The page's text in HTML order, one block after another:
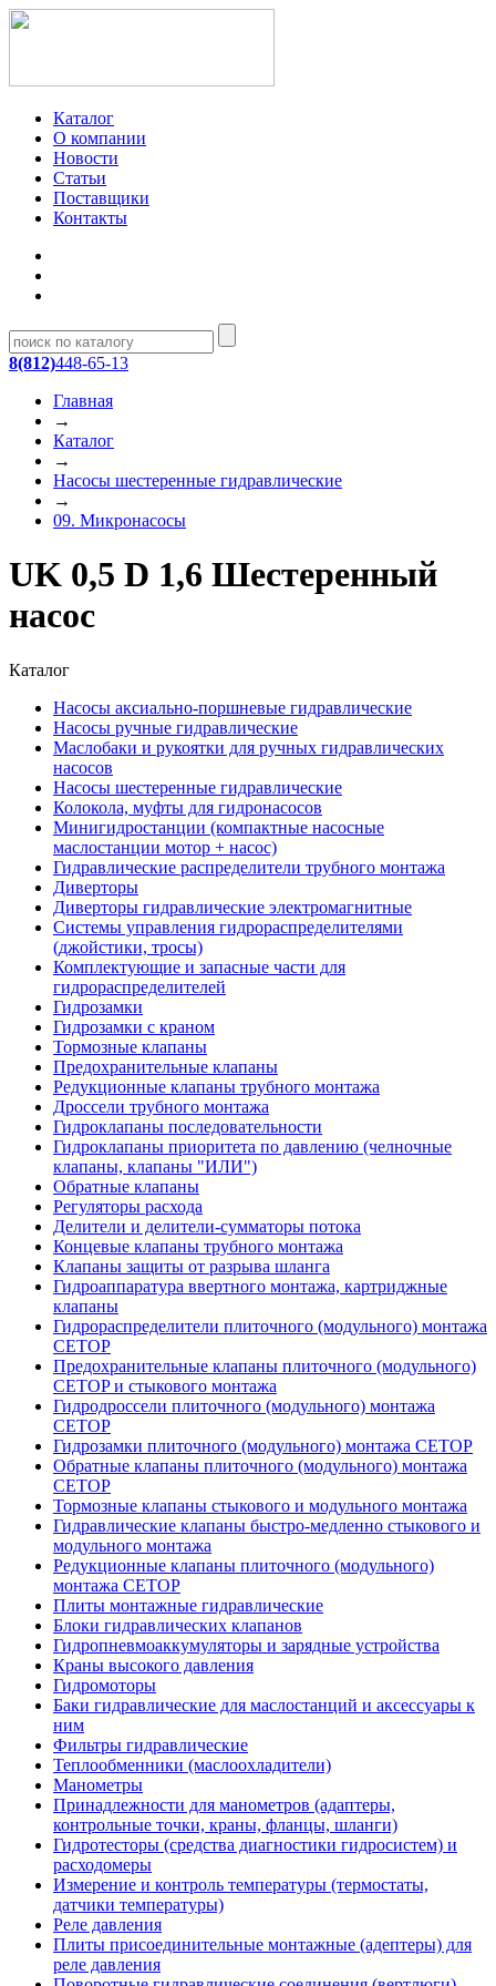
Каталог
О компании
Новости
Статьи
Поставщики
Контакты
8(812)448-65-13
Главная
→
Каталог
→
Насосы шестеренные гидравлические
→
09. Микронасосы
UK 0,5 D 1,6 Шестеренный
насос
Каталог
Насосы аксиально-поршневые гидравлические
Насосы ручные гидравлические
Маслобаки и рукоятки для ручных гидравлических
насосов
Насосы шестеренные гидравлические
Колокола, муфты для гидронасосов
Минигидростанции (компактные насосные
маслостанции мотор + насос)
Гидравлические распределители трубного монтажа
Диверторы
Диверторы гидравлические электромагнитные
Системы управления гидрораспределителями
(джойстики, тросы)
Комплектующие и запасные части для
гидрораспределителей
Гидрозамки
Гидрозамки с краном
Тормозные клапаны
Предохранительные клапаны
Редукционные клапаны трубного монтажа
Дроссели трубного монтажа
Гидроклапаны последовательности
Гидроклапаны приоритета по давлению (челночные
клапаны, клапаны "ИЛИ")
Обратные клапаны
Регуляторы расхода
Делители и делители-сумматоры потока
Концевые клапаны трубного монтажа
Клапаны защиты от разрыва шланга
Гидроаппаратура ввертного монтажа, картриджные
клапаны
Гидрораспределители плиточного (модульного) монтажa
CETOP
Предохранительные клапаны плиточного (модульного)
CETOP и стыкового монтажа
Гидродроссели плиточного (модульного) монтажа
CETOP
Гидрозамки плиточного (модульного) монтажа CETOP
Обратные клапаны плиточного (модульного) монтажа
CETOP
Тормозные клапаны стыкового и модульного монтажа
Гидравлические клапаны быстро-медленно стыкового и
модульного монтажа
Редукционные клапаны плиточного (модульного)
монтажа CETOP
Плиты монтажные гидравлические
Блоки гидравлических клапанов
Гидропневмоаккумуляторы и зарядные устройства
Краны высокого давления
Гидромоторы
Баки гидравлические для маслостанций и аксессуары к
ним
Фильтры гидравлические
Теплообменники (маслоохладители)
Манометры
Принадлежности для манометров (адаптеры,
контрольные точки, краны, фланцы, шланги)
Гидротесторы (средства диагностики гидросистем) и
расходомеры
Измерение и контроль температуры (термостаты,
датчики температуры)
Реле давления
Плиты присоединительные монтажные (адептеры) для
реле давления